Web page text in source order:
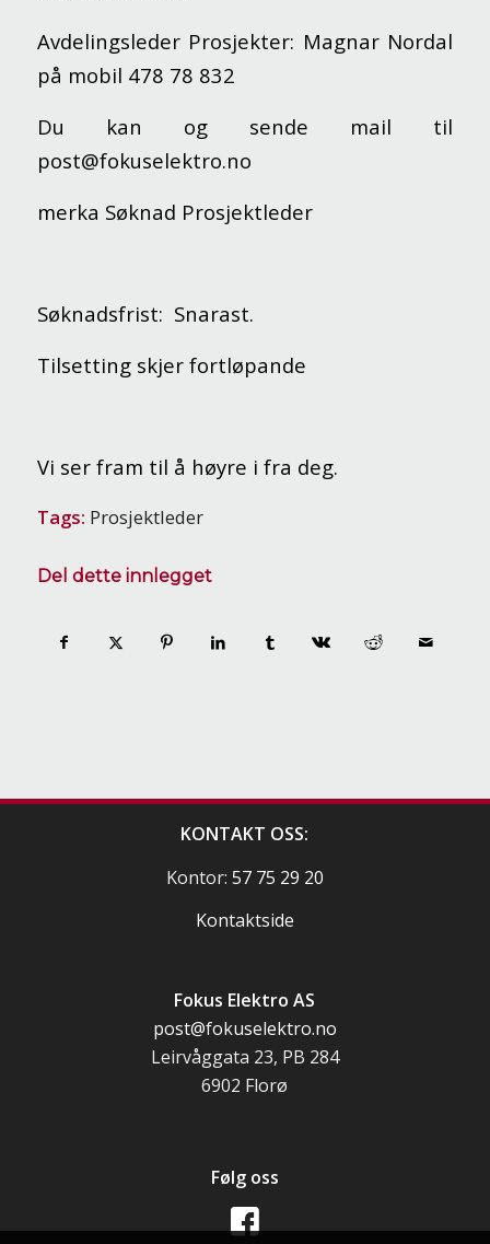
Avdelingsleder Prosjekter: Magnar Nordal
på mobil 478 78 832
Du kan og sende mail til
post@fokuselektro.no
merka Søknad Prosjektleder
Søknadsfrist: Snarast.
Tilsetting skjer fortløpande
Vi ser fram til å høyre i fra deg.
Tags: Prosjektleder
Del dette innlegget
KONTAKT OSS:
Kontor: 57 75 29 20
Kontaktside
Fokus Elektro AS
post@fokuselektro.no
Leirvåggata 23, PB 284
6902 Florø
Følg oss